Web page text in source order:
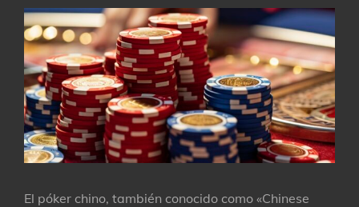
Ver
imagen
más
grande
El póker chino, también conocido como «Chinese